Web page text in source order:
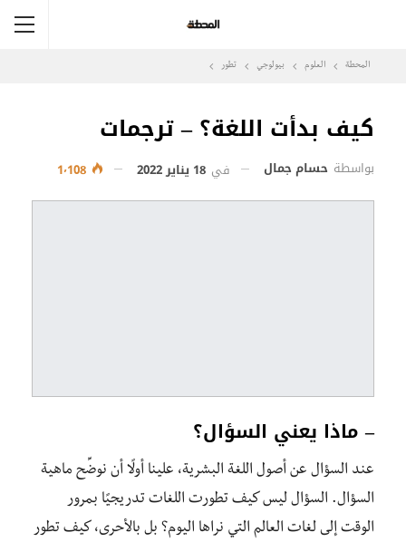
المحطة العلوم بيولوجي تطور
كيف بدأت اللغة؟ – ترجمات
بواسطة حسام جمال في 18 يناير 2022
– ماذا يعني السؤال؟
عند السؤال عن أصول اللغة البشرية، علينا أولًا أن نوضِّح ماهية
السؤال. السؤال ليس كيف تطورت اللغات تدريجيًا بمرور
الوقت إلى لغات العالم التي نراها اليوم؟ بل بالأحرى، كيف تطور